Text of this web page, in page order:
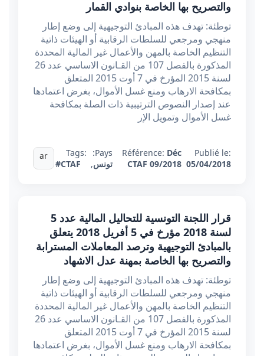
والتصريح بها الخاصة بنوادي القمار
توطئة: تهدف هذه المبادئ التوجيهية إلى وضع إطار
منهجي ومرجعي للسلطات الرقابية أو الهيئات ذاتية
التنظيم الخاصة بالمهن والأعمال غير المالية المحددة
المذكورة بالفصل 107 من القـانون الاساسي عدد 26
لسنة 2015 المؤرخ في 7 أوت 2015 المتعلق
بمكافحة الارهاب ومنع غسل الأموال، بغرض اعتمادها
عند إصدار النصوص الترتيبية ذات الصلة بمكافحة
غسل الأموال وتمويل الإر
Publié le:
05/04/2018
Référence: Déc
CTAF 09/2018
Pays:
تونس,
Tags:
#CTAF
ar
قرار اللجنة التونسية للتحاليل المالية عدد 5
لسنة 2018 مؤرخ في 5 أفريل 2018 يتعلق
بالمبادئ التوجيهية وترصد المعاملات المسترابة
والتصريح بها الخاصة بمهنة عدل الاشهاد
توطئة: تهدف هذه المبادئ التوجيهية إلى وضع إطار
منهجي ومرجعي للسلطات الرقابية أو الهيئات ذاتية
التنظيم الخاصة بالمهن والأعمال غير المالية المحددة
المذكورة بالفصل 107 من القـانون الاساسي عدد 26
لسنة 2015 المؤرخ في 7 أوت 2015 المتعلق
بمكافحة الارهاب ومنع غسل الأموال، بغرض اعتمادها